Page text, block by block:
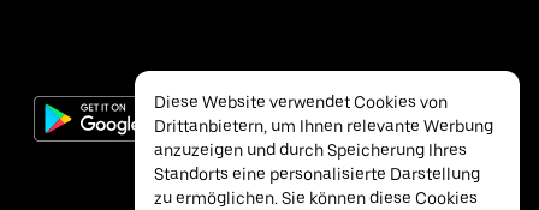
Diese Website verwendet Cookies von
Drittanbietern, um Ihnen relevante Werbung
anzuzeigen und durch Speicherung Ihres
Standorts eine personalisierte Darstellung
zu ermöglichen. Sie können diese Cookies